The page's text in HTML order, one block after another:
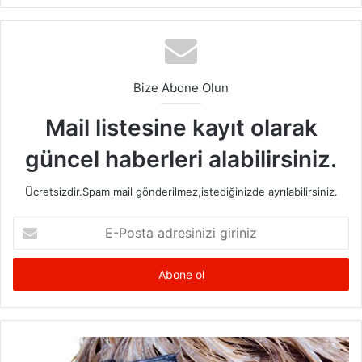
Daha spor bir yere gidilecekse, spor tarzında bir
ayakkabının tercih edilmesi gerekir. Tam tersinin yapılması,
Bize Abone Olun
Mail listesine kayıt olarak
güncel haberleri alabilirsiniz.
Ücretsizdir.Spam mail gönderilmez,istediğinizde ayrılabilirsiniz.
Posta
adresinizi